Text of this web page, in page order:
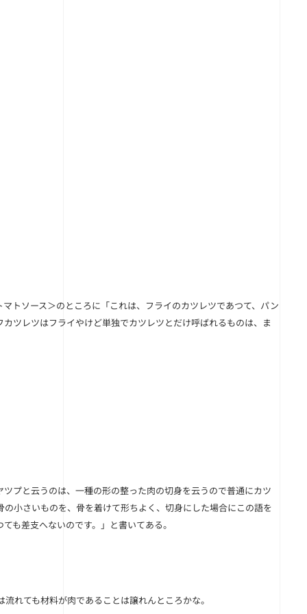
トソース＞のところに「これは、フライのカツレツであつて、パン
ツレツはフライやけど単独でカツレツとだけ呼ばれるものは、ま
プと云うのは、一種の形の整った肉の切身を云うので普通にカツ
小さいものを、骨を着けて形ちよく、切身にした場合にこの語を
も差支へないのです。」と書いてある。
れても材料が肉であることは譲れんところかな。